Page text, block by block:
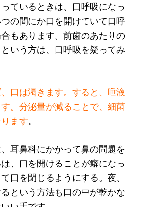
ているときは、口呼吸になっ
の間にか口を開けていて口呼
もあります。前歯のあたりの
いう方は、口呼吸を疑ってみ
口は渇きます。すると、唾液
。分泌量が減ることで、細菌
ます。
耳鼻科にかかって鼻の問題を
、口を開けることが癖になっ
口を閉じるようにする。夜、
という方法も口の中が乾かな